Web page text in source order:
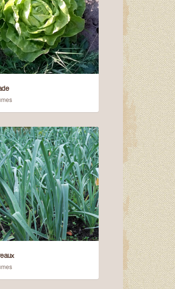
le produit Acheter
le produit Acheter